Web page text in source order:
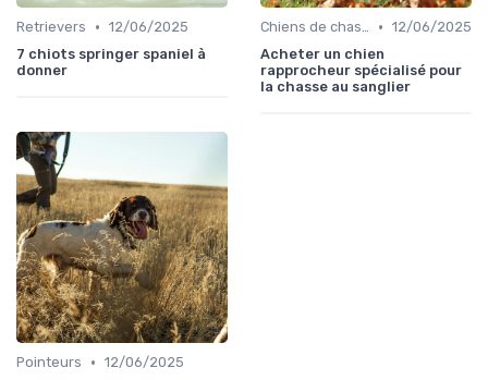
Retrievers • 12/06/2025
7 chiots springer spaniel à
donner
Chiens de chasse au sanglier • 12/06/2025
Acheter un chien
rapprocheur spécialisé pour
la chasse au sanglier
Pointeurs • 12/06/2025